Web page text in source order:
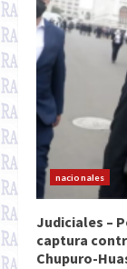
nacionales
Judiciales –
captura
Chupuro-